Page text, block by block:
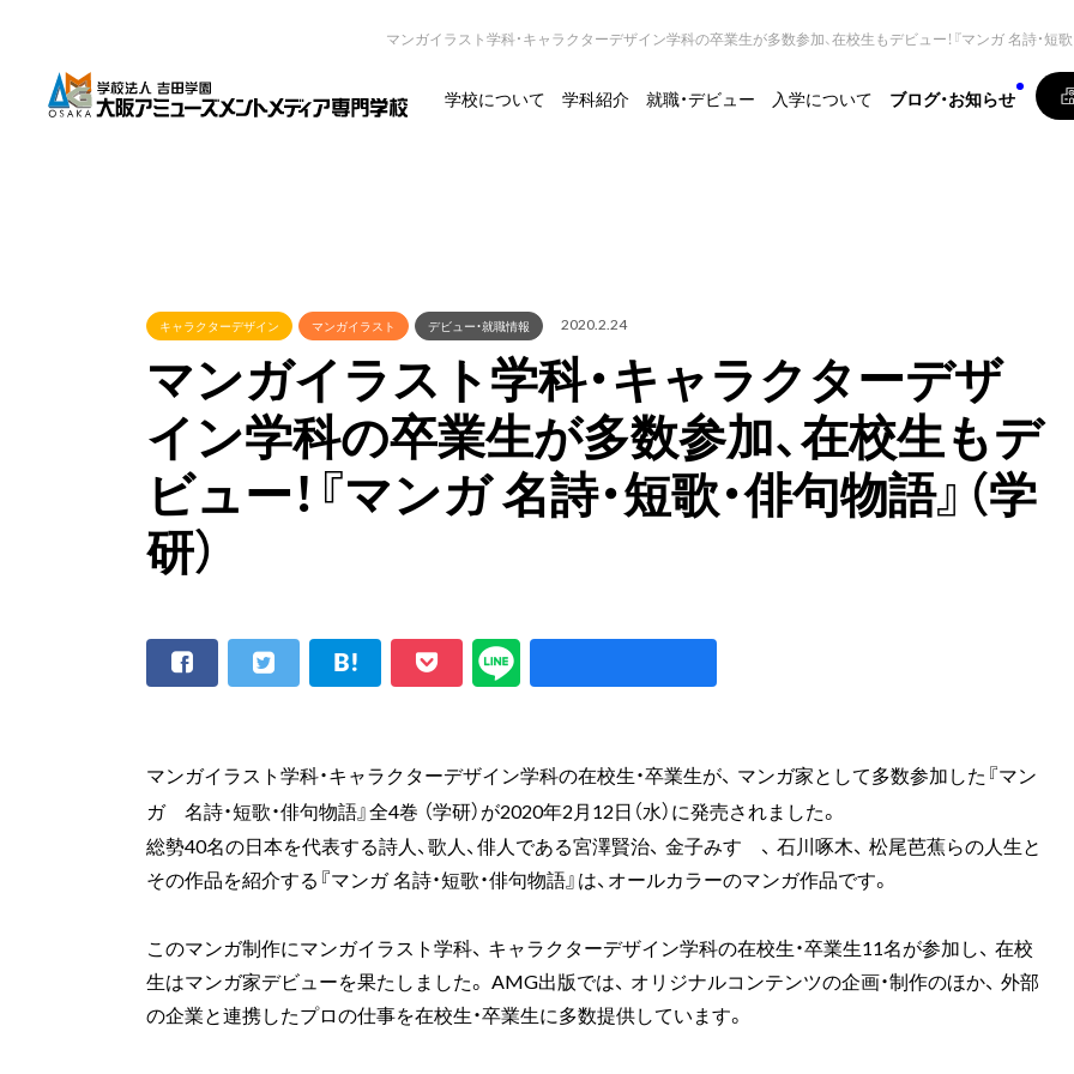
学校について 学科紹介 就職・デビュー 入学について ブログ・お知らせ
マンガイラスト学科・キャラクターデザイン学科の卒業生が多数参加、在校生もデビュー！『マンガ 名詩・短歌
キャラクターデザイン マンガイラスト デビュー・就職情報 2020.2.24
マンガイラスト学科・キャラクターデザ
イン学科の卒業生が多数参加、在校生もデ
ビュー！『マンガ 名詩・短歌・俳句物語』（学
研）
マンガイラスト学科・キャラクターデザイン学科の在校生・卒業生が、 マンガ家として多数参加した『マン
ガ 名詩・短歌・俳句物語』全4巻 （学研）が2020年2月12日（水）に発売されました。
総勢40名の日本を代表する詩人、歌人、俳人である宮澤賢治、 金子みすゞ、 石川啄木、 松尾芭蕉らの人生と
その作品を紹介する『マンガ 名詩・短歌・俳句物語』は、オールカラーのマンガ作品です。
このマンガ制作にマンガイラスト学科、 キャラクターデザイン学科の在校生・卒業生11名が参加し、 在校
生はマンガ家デビューを果たしました。 AMG出版では、 オリジナルコンテンツの企画・制作のほか、 外部
の企業と連携したプロの仕事を在校生・卒業生に多数提供しています。